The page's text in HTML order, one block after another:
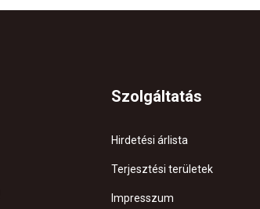
Szolgáltatás
Hirdetési árlista
Terjesztési területek
Impresszum